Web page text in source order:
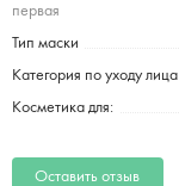
первая
Тип маски
Категория по уходу лица
Косметика для:
Оставить отзыв